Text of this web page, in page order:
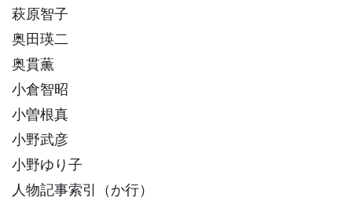
萩原智子
奥田瑛二
奥貫薫
小倉智昭
小曽根真
小野武彦
小野ゆり子
人物記事索引（か行）